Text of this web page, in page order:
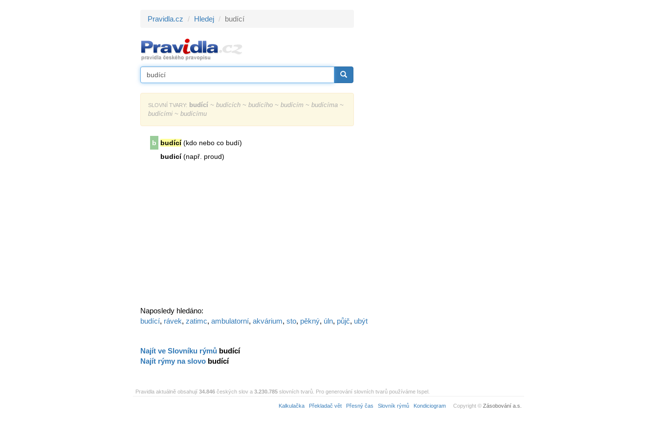
Pravidla.cz Hledej budící
SLOVNÍ TVARY: budící ~ budících ~ budícího ~ budícím ~ budícíma ~
budícími ~ budícímu
b budící(kdo nebo co budí)
budicí(např. proud)
Naposledy hledáno:
budící, rávek, zatimc, ambulatorní, akvárium, sto, pěkný, úln, půjč, ubýt
Najít ve Slovníku rýmů budící
Najít rýmy na slovo budící
Pravidla aktuálně obsahují 34.846 českých slov a 3.230.785 slovních tvarů. Pro generování slovních tvarů používáme Ispel.
Kalkulačka Překladač vět Přesný čas Slovník rýmů Kondiciogram Copyright © Zásobování a.s.